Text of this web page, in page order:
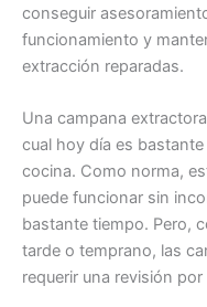
conseguir
funcionamiento y
extracción reparadas.
Una campana
cual hoy día es
cocina. Como norma,
puede funcionar sin
bastante tiempo. Pero,
tarde o temprano, las
requerir una revisión